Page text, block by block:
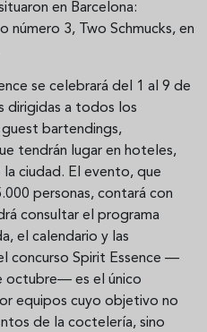
en Barcelona:
número 3, Two Schmucks, en
se celebrará del 1 al 9 de
dirigidas a todos los
guest bartendings,
tendrán lugar en hoteles,
ciudad. El evento, que
personas, contará con
consultar el programa
el calendario y las
concurso Spirit Essence —
octubre— es el único
equipos cuyo objetivo no
de la coctelería, sino